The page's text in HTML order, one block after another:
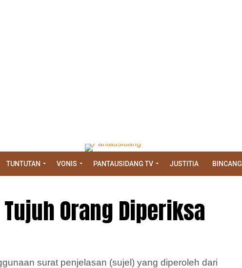
TUNTUTAN VONIS PANTAUSIDANG TV JUSTITIA BINCANG
Orang Diperiksa
surat penjelasan (sujel) yang diperoleh dari